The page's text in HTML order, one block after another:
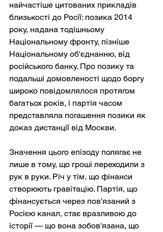
найчастіше цитованих прикладів
близькості до Росії: позика 2014
року, надана тодішньому
Національному фронту, пізніше
Національному об'єднанню, від
російського банку. Про позику та
подальші домовленості щодо боргу
широко повідомлялося протягом
багатьох років, і партія часом
представляла погашення позики як
доказ дистанції від Москви.
Значення цього епізоду полягає не
лише в тому, що гроші переходили з
рук в руки. Річ у тім, що фінанси
створюють гравітацію. Партія, що
фінансується через пов'язаний з
Росією канал, стає вразливою до
історії — що вона зобов'язана, що